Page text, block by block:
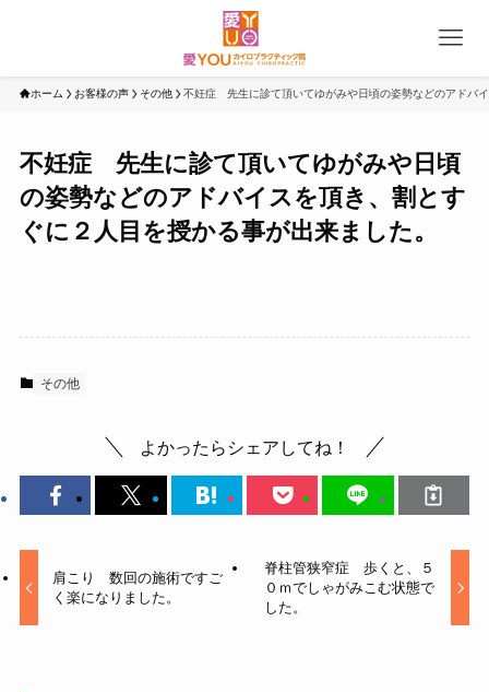
ホーム お客様の声 その他 不妊症 先生に診て頂いてゆがみや日頃の姿勢などのアドバ
不妊症 先生に診て頂いてゆがみや日頃
の姿勢などのアドバイスを頂き、割とす
ぐに２人目を授かる事が出来ました。
その他
よかったらシェアしてね！
肩こり 数回の施術ですご
く楽になりました。
脊柱管狭窄症 歩くと、５
０ｍでしゃがみこむ状態で
した。